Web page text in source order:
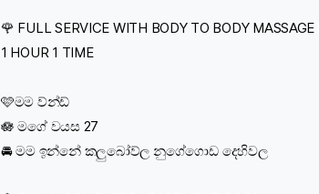
🌹 FULL SERVICE WITH BODY TO BODY MASSAGE
1 HOUR 1 TIME
🩷මම ව්න්ඩ්
🪷 මගේ වයස 27
🚘 මම ඉන්නේ කලුබෝව්ල නුගේගොඩ දෙහිවල